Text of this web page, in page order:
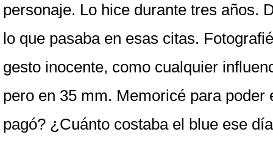
personaje. Lo hice durante tres años.
lo que pasaba en esas citas.
gesto inocente, como cualquier
pero en 35 mm. Memoricé para poder
pagó? ¿Cuánto costaba el blue ese